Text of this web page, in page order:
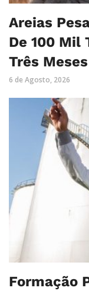
Areias
De 100 Mil
Três
6 de Agosto, 2026
Formação